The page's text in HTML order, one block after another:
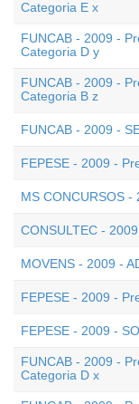
Categoria E x
FUNCAB - 2009 -
Categoria D y
FUNCAB - 2009 -
Categoria B z
FUNCAB - 2009 -
FEPESE - 2009 -
MS CONCURSOS
CONSULTEC -
MOVENS - 2009 -
FEPESE - 2009 -
FEPESE - 2009 -
FUNCAB - 2009 -
Categoria D x